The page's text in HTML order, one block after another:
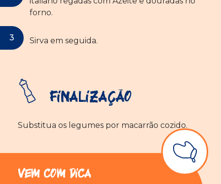
forno.
Sirva em seguida.
Finalização
Substitua os legumes por macarrão cozido.
Vem com Dica